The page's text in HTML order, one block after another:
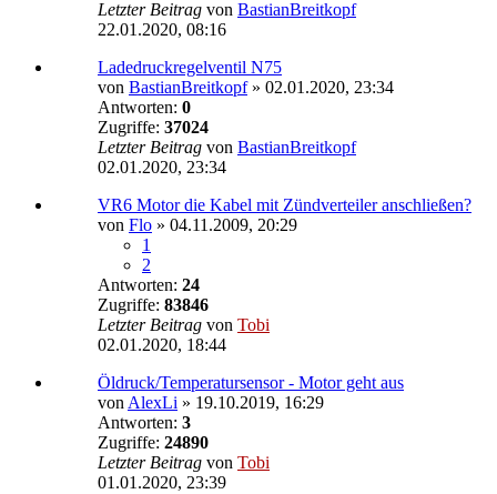
Letzter Beitrag von BastianBreitkopf
22.01.2020, 08:16
Ladedruckregelventil N75
von BastianBreitkopf» 02.01.2020, 23:34
Antworten: 0
Zugriffe: 37024
Letzter Beitrag von BastianBreitkopf
02.01.2020, 23:34
VR6 Motor die Kabel mit Zündverteiler anschließen?
von Flo » 04.11.2009, 20:29
1
2
Antworten: 24
Zugriffe: 83846
Letzter Beitrag von Tobi
02.01.2020, 18:44
Öldruck/Temperatursensor - Motor geht aus
von AlexLi » 19.10.2019, 16:29
Antworten: 3
Zugriffe: 24890
Letzter Beitrag von Tobi
01.01.2020, 23:39